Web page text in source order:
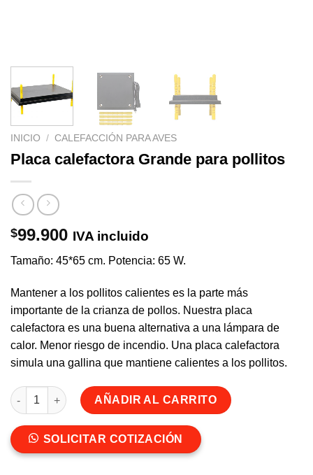
INICIO / CALEFACCIÓN PARA AVES
Placa calefactora Grande para pollitos
$99.900 IVA incluido
Tamaño: 45*65 cm. Potencia: 65 W.
Mantener a los pollitos calientes es la parte más
importante de la crianza de pollos. Nuestra placa
calefactora es una buena alternativa a una lámpara de
calor. Menor riesgo de incendio. Una placa calefactora
simula una gallina que mantiene calientes a los pollitos.
Placa calefactora Grande para pollitos cantidad
AÑADIR AL CARRITO
SOLICITAR COTIZACIÓN